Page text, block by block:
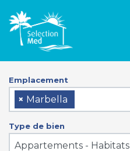
Emplacement
× Marbella
Type de bien
Appartements - Habitats